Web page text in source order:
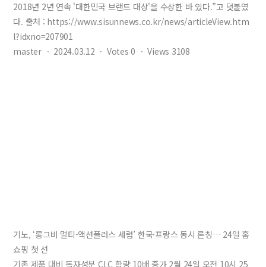
2018년 2년 연속 '대한민국 브랜드 대상'을 수상한 바 있다.”고 덧붙였
다. 출처 : https://www.sisunnews.co.kr/news/articleView.htm
l?idxno=207901
master ㆍ 2024.03.12 ㆍ Votes 0 ㆍ Views 3108
기노, ‘롱그비 멀티-액션플러스 세럼’ 한국·프랑스 동시 론칭… 24일 홈
쇼핑 첫 선
기존 제품 대비 독자성분 CLC 함량 10배 증가 2월 24일 오전 10시 25